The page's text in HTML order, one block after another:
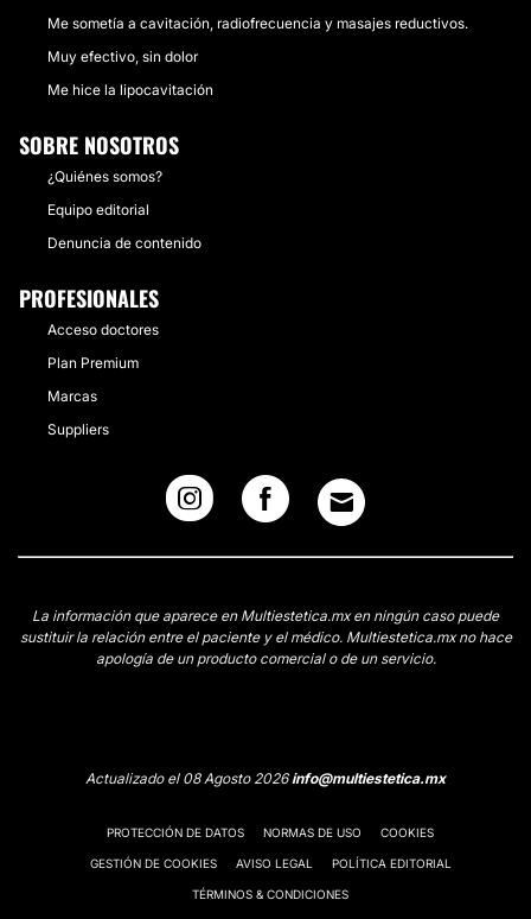
Me sometía a cavitación, radiofrecuencia y masajes reductivos.
Muy efectivo, sin dolor
Me hice la lipocavitación
SOBRE NOSOTROS
¿Quiénes somos?
Equipo editorial
Denuncia de contenido
PROFESIONALES
Acceso doctores
Plan Premium
Marcas
Suppliers
La información que aparece en Multiestetica.mx en ningún caso puede
sustituir la relación entre el paciente y el médico. Multiestetica.mx no hace
apología de un producto comercial o de un servicio.
Actualizado el 08 Agosto 2026info@multiestetica.mx
PROTECCIÓN DE DATOS NORMAS DE USO COOKIES
GESTIÓN DE COOKIES AVISO LEGAL POLÍTICA EDITORIAL
TÉRMINOS & CONDICIONES